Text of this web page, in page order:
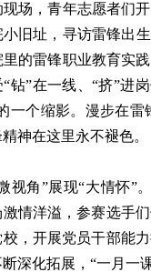
，青年志愿者们开
旧址，寻访雷锋出
的雷锋职业教育实
“钻”在一线、“挤”进
一个缩影。漫步在
神在这里永不褪色。
角”展现“大情怀”。
情洋溢，参赛选手
，开展党员干部能
深化拓展，“一月一